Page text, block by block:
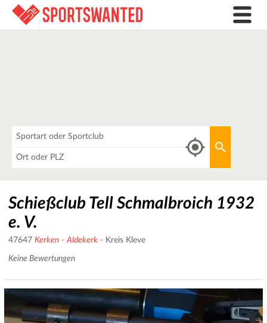
Schießclub Tell Schmalbroich 1932
e. V.
47647 Kerken -Aldekerk - Kreis Kleve
Keine Bewertungen